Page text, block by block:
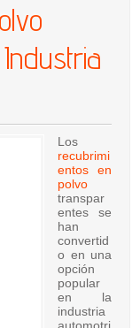
Los
recubrimi
entos en
polvo
transpar
entes se
han
convertid
o en una
opción
popular
en la
industria